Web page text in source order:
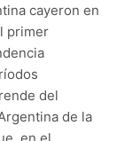
Cirujano
en
Atrás
Atrás
cayeron en
primer
del
de la